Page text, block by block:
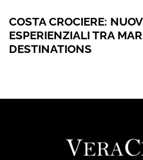
COSTA CROCIERE:
ESPERIENZIALI TRA
DESTINATIONS